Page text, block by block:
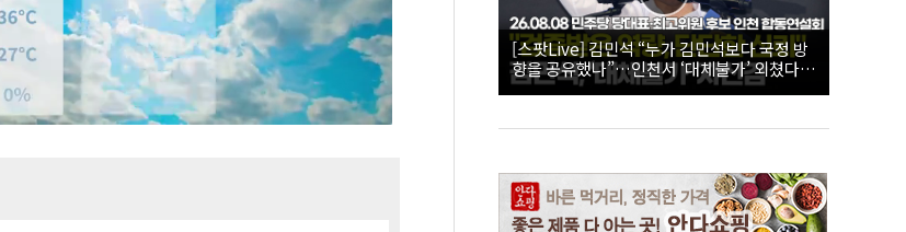
[스팟Live] 김민석 “누가 김민석보다 국정 방
향을 공유했나”…인천서 ‘대체불가’ 외쳤다 |
26.08.08 더불어민주당 당대표·최고위원 후